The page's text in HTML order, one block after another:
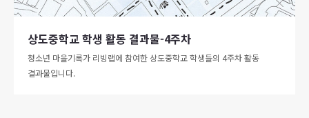
상도중학교 학생 활동 결과물-4주차
청소년 마을기록가 리빙랩에 참여한 상도중학교 학생들의 4주차 활동
결과물입니다.